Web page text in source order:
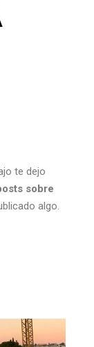
te dejo
sobre
algo.